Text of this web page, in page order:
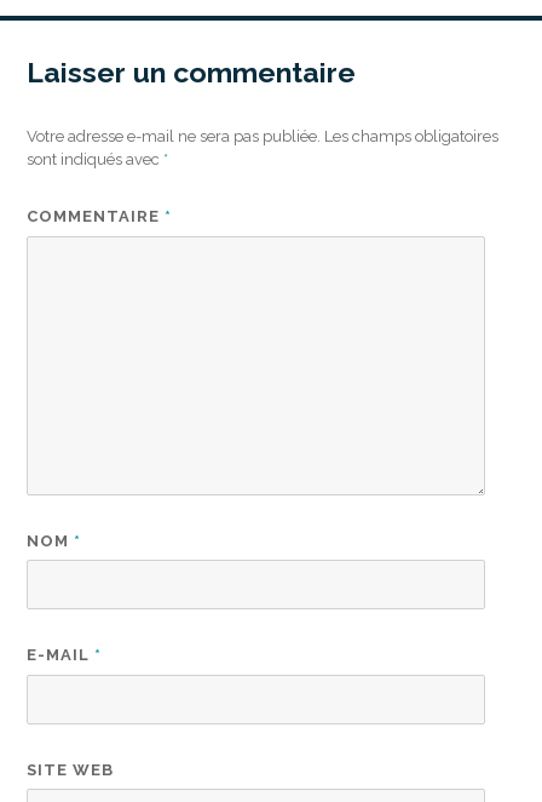
Laisser un commentaire
Votre adresse e-mail ne sera pas publiée. Les champs obligatoires
sont indiqués avec *
COMMENTAIRE *
NOM *
E-MAIL *
SITE WEB